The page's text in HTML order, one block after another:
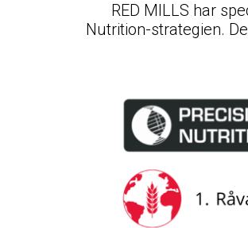
RED MILLS har
Nutrition-strategien.